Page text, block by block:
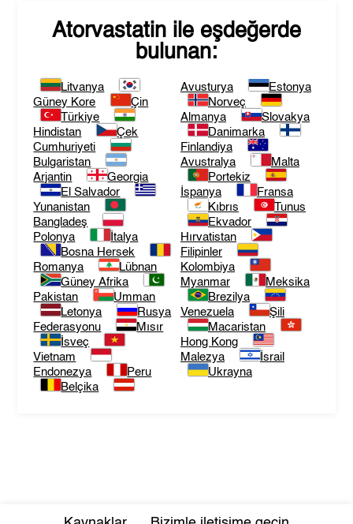
Atorvastatin ile eşdeğerde
bulunan:
Litvanya
Güney Kore
Çin
Türkiye
Hindistan
Çek
Cumhuriyeti
Bulgaristan
Arjantin
Georgia
El Salvador
Yunanistan
Bangladeş
Polonya
İtalya
Bosna Hersek
Romanya
Lübnan
Güney Afrika
Pakistan
Umman
Letonya
Rusya
Federasyonu
Mısır
İsveç
Vietnam
Endonezya
Peru
Belçika
Avusturya
Estonya
Norveç
Almanya
Slovakya
Danimarka
Finlandiya
Avustralya
Malta
Portekiz
İspanya
Fransa
Kıbrıs
Tunus
Ekvador
Hırvatistan
Filipinler
Kolombiya
Myanmar
Meksika
Brezilya
Venezuela
Şili
Macaristan
Hong Kong
Malezya
İsrail
Ukrayna